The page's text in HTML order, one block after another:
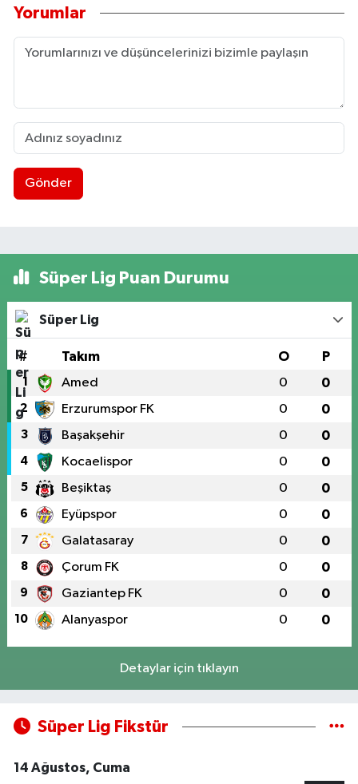
Yorumlar
Gönder
Süper Lig Puan Durumu
Süper Lig
# Takım O P
1 Amed 0 0
2 Erzurumspor FK 0 0
3 Başakşehir 0 0
4 Kocaelispor 0 0
5 Beşiktaş 0 0
6 Eyüpspor 0 0
7 Galatasaray 0 0
8 Çorum FK 0 0
9 Gaziantep FK 0 0
10 Alanyaspor 0 0
Detaylar için tıklayın
Süper Lig Fikstür
14 Ağustos, Cuma